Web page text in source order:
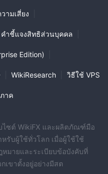
ามเสี่ยง
คำชี้แจงสิทธิส่วนบุคคล
Edition)
WikiResearch วิธีใช้ VPS
าค
ไซต์ WikiFX และผลิตภัณฑ์มือ
รับผู้ใช้ทั่วโลก เมื่อผู้ใช้ใช้
มายและระเบียบข้อบังคับที่
เขาตั้งอยู่อย่างมีสต